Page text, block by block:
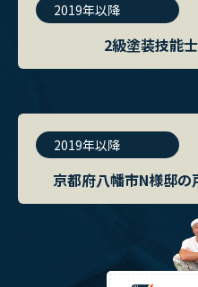
2019年以降
2級塗装技能
2019年以降
京都府八幡市N様邸の